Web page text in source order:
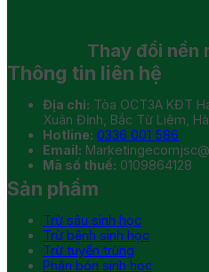
Thay đổi nền
Thông tin liên hệ
Địa chỉ: Tòa OCT3A KĐT
Xuân Đỉnh, Bắc Từ Liêm,
Hotline: 0336 001 586
Email:
Mã số thuế: 0109864128
Sản phẩm
Trừ sâu sinh học
Trừ bệnh sinh học
Trừ tuyến trùng
Phân bón sinh học